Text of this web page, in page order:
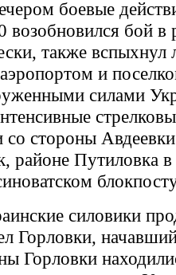
боевые
бой в
также вспыхнул
и
силами
со стороны
районе Путиловка
силовики
Горловки,
Горловки